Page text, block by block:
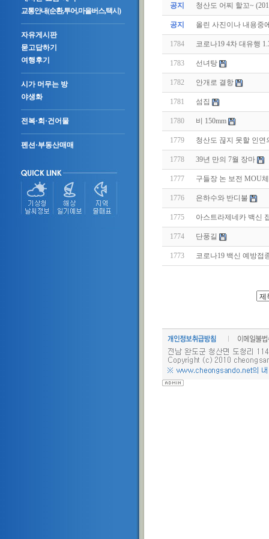
교통안내(순환,투어,마을버스,택시)
자유게시판
묻고답하기
여행후기
시가 머무는 방
야생화
전복·회·건어물
펜션·부동산매매
공지 청산도 어찌 할꼬~
공지 올린 사진이나 내용중
1784 코로나19 4차 대유행
1783 선녀탕
1782 안개로 결항
1781 섬집
1780 비 150mm
1779 청산도 끊지 못할 인연
1778 39년 만의 7월 장마
1777 구들장 논 보전 MOU
1776 은하수와 반디불
1775 아스트라제네카 백신
1774 단풍길
1773 코로나19 백신 예방접